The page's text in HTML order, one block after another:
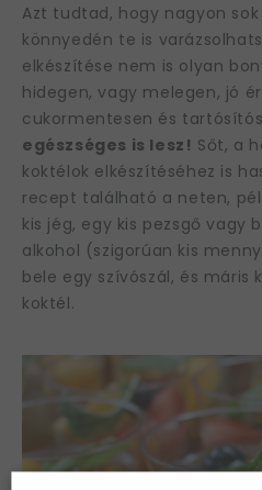
Azt tudtad, hogy nagyon
könnyedén te is
elkészítése nem is olyan
hidegen, vagy melegen, jó
cukormentesen és
egészséges is lesz! Sőt, a
koktélok elkészítéséhez is
recept található a neten,
kis jég, egy kis pezsgő vagy
alkohol (szigorúan kis
bele egy szívószál, és máris
koktél.